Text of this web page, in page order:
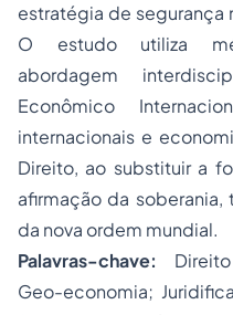
estratégia de segurança
O estudo utiliza
abordagem
Econômico
internacionais e
Direito, ao substituir a
afirmação da
da nova ordem mundial.
Palavras-chave:
Geo-economia;